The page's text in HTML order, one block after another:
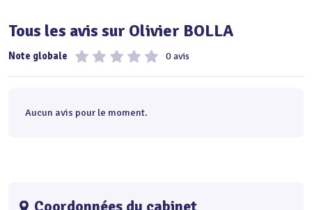
Tous les avis sur Olivier BOLLA
Note globale 0 avis
Aucun avis pour le moment.
Coordonnées du cabinet